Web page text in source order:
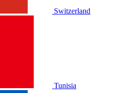
Switzerland
Tunisia